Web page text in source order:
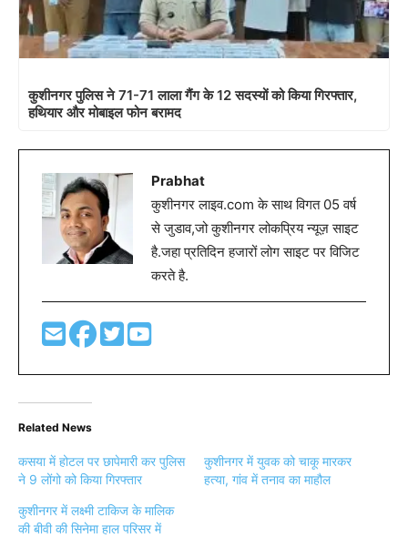
कुशीनगर पुलिस ने 71-71 लाला गैंग के 12 सदस्यों को किया गिरफ्तार,
हथियार और मोबाइल फोन बरामद
Prabhat
कुशीनगर लाइव.com के साथ विगत 05 वर्ष
से जुडाव,जो कुशीनगर लोकप्रिय न्यूज़ साइट
है.जहा प्रतिदिन हजारों लोग साइट पर विजिट
करते है.
Related News
कसया में होटल पर छापेमारी कर पुलिस
ने 9 लोंगो को किया गिरफ्तार
कुशीनगर में युवक को चाकू मारकर
हत्या, गांव में तनाव का माहौल
कुशीनगर में लक्ष्मी टाकिज के मालिक
की बीवी की सिनेमा हाल परिसर में